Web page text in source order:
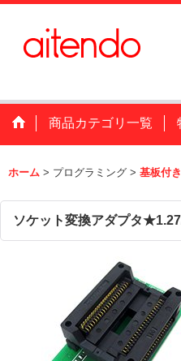
商品カテゴリ一覧
ホーム > プログラミング > 基板付
ソケット変換アダプタ